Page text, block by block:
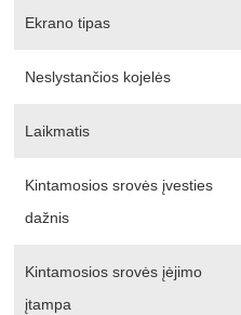
Ekrano tipas
Neslystančios kojelės
Laikmatis
Kintamosios srovės įvesties
dažnis
Kintamosios srovės įėjimo
įtampa